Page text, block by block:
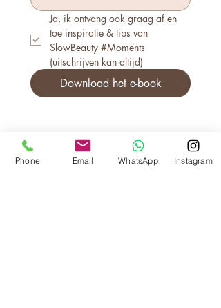
Ja, ik ontvang ook graag af en
toe inspiratie & tips van
SlowBeauty #Moments
(uitschrijven kan altijd)
Download het e-book
Phone Email WhatsApp Instagram